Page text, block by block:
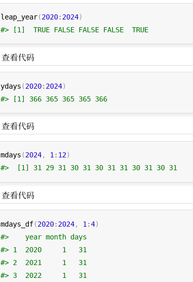
leap_year(2020: 2024)
#> [1]  TRUE FALSE FALSE FALSE  TRUE
查看代码
ydays (2020: 2024)
#> [1] 366 365 365 365 366
查看代码
mdays (2024, 1 : 12)
#>  [1] 31 29 31 30 31 30 31 31 30 31 30 31
查看代码
mdays_df(2020: 2024, 1 :4)
#>    year month days
#> 1  2020     1   31
#> 2  2021     1   31
#> 3  2022     1   31